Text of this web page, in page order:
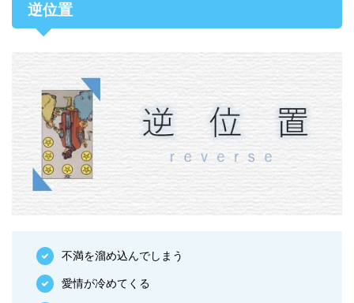
逆位置
不満を溜め込んでしまう
愛情が冷めてくる